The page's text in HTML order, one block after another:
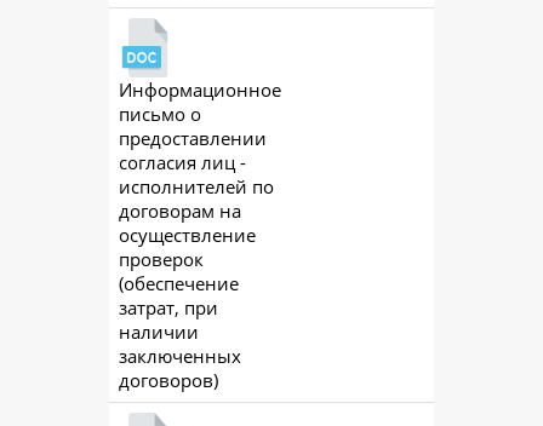
Информационное
письмо о
предоставлении
согласия лиц -
исполнителей по
договорам на
осуществление
проверок
(обеспечение
затрат, при
наличии
заключенных
договоров)